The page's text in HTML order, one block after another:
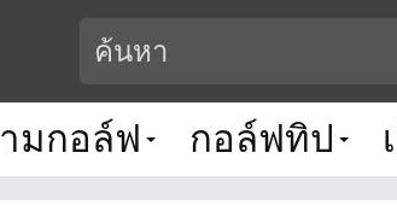
มกอล์ฟ กอล์ฟทิป